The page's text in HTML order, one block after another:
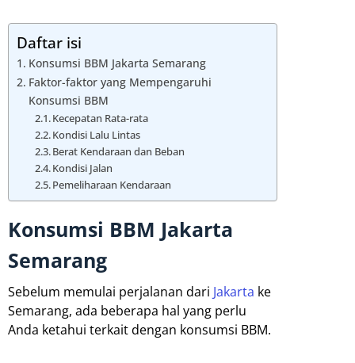
Daftar isi
Konsumsi BBM Jakarta Semarang
Faktor-faktor yang Mempengaruhi
Konsumsi BBM
Kecepatan Rata-rata
Kondisi Lalu Lintas
Berat Kendaraan dan Beban
Kondisi Jalan
Pemeliharaan Kendaraan
Konsumsi BBM Jakarta
Semarang
Sebelum memulai perjalanan dari Jakarta ke
Semarang, ada beberapa hal yang perlu
Anda ketahui terkait dengan konsumsi BBM.